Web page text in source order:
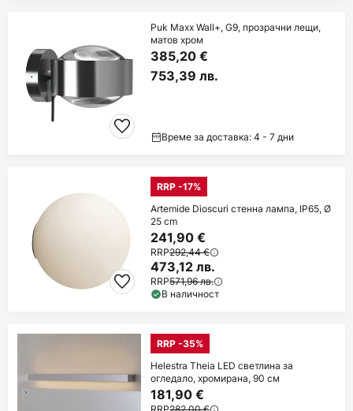
Puk Maxx Wall+, G9, прозрачни лещи,
матов хром
385,20 €
753,39 лв.
Време за доставка: 4 - 7 дни
RRP -17%
Artemide Dioscuri стенна лампа, IP65, Ø
25 cm
241,90 €
RRP292,44 €
473,12 лв.
RRP571,96 лв.
В наличност
RRP -35%
Helestra Theia LED светлина за
огледало, хромирана, 90 см
181,90 €